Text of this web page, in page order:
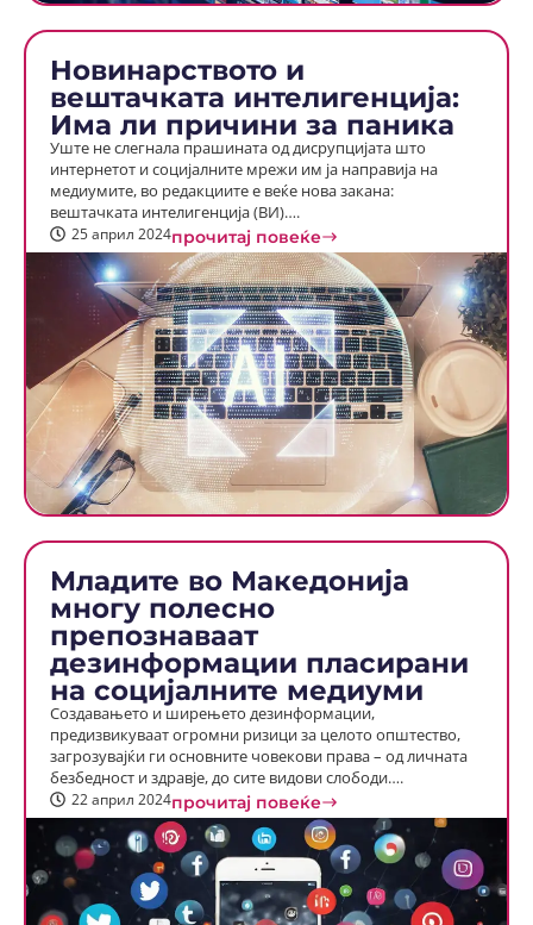
Новинарството и
вештачката интелигенција:
Има ли причини за паника
Уште не слегнала прашината од дисрупцијата што
интернетот и социјалните мрежи им ја направија на
медиумите, во редакциите е веќе нова закана:
вештачката интелигенција (ВИ)….
25 април 2024прочитај повеќе
Младите во Македонија
многу полесно
препознаваат
дезинформации пласирани
на социјалните медиуми
Создавањето и ширењето дезинформации,
предизвикуваат огромни ризици за целото општество,
загрозувајќи ги основните човекови права – од личната
безбедност и здравје, до сите видови слободи….
22 април 2024прочитај повеќе